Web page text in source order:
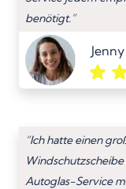
benötigt.”
“Ich hatte einen
Autoglas-Service